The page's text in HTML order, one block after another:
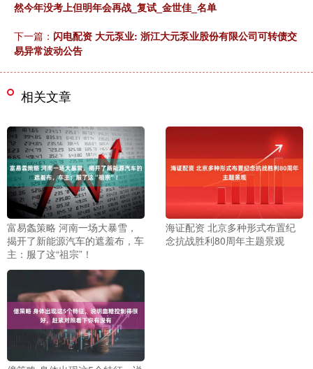
然今年没考上但明年会再战_复试_金世佳_名单
下一篇： 闪电配资 大元泵业: 浙江大元泵业股份有限公司可转债交
易异常波动公告
相关文章
富易螽策略 河南一场大暴雪，
揭开了新能源汽车的遮羞布，车
主：服了这“祖宗”！
海证配资 北京多种形式布置纪
念抗战胜利80周年主题景观